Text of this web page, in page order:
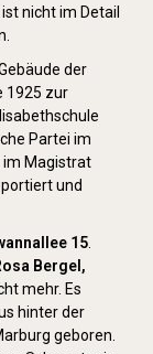
nicht im Detail
der
1925 zur
Partei im
im Magistrat
und
15
Bergel,
mehr. Es
hinter der
geboren.